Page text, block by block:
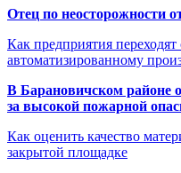
Отец по неосторожности
Как предприятия переходят
автоматизированному
В Барановичском районе
за высокой пожарной
Как оценить качество
закрытой площадке